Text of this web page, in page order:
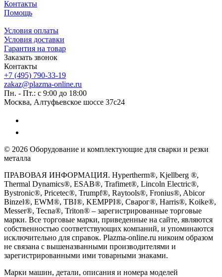
Контакты
Помощь
Условия оплаты
Условия доставки
Гарантия на товар
Заказать звонок
Контакты
+7 (495) 790-33-19
zakaz@plazma-online.ru
Пн. - Пт.: с 9:00 до 18:00
Москва, Алтуфьевское шоссе 37с24
© 2026 Оборудование и комплектующие для сварки и резки
металла
ПРАВОВАЯ ИНФОРМАЦИЯ. Hypertherm®, Kjellberg ®,
Thermal Dynamics®, ESAB®, Trafimet®, Lincoln Electric®,
Bystronic®, Pricetec®, Trumpf®, Raytools®, Fronius®, Abicor
Binzel®, EWM®, TBI®, KEMPPI®, Сварог®, Harris®, Koike®,
Messer®, Tecna®, Triton® – зарегистрированные торговые
марки. Все торговые марки, приведенные на сайте, являются
собственностью соответствующих компаний, и упоминаются
исключительно для справок. Plazma-online.ru никоим образом
не связана с вышеназванными производителями и
зарегистрированными ими товарными знаками.
Марки машин, детали, описания и номера моделей